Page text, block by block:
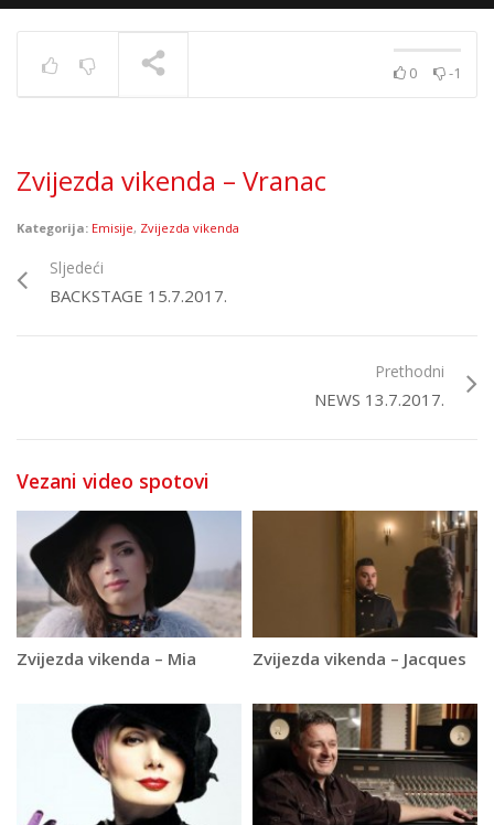
0 -1
Zvijezda vikenda – Vranac
Kategorija: Emisije, Zvijezda vikenda
Sljedeći
BACKSTAGE 15.7.2017.
Prethodni
NEWS 13.7.2017.
Vezani video spotovi
Zvijezda vikenda – Mia Zvijezda vikenda – Jacques